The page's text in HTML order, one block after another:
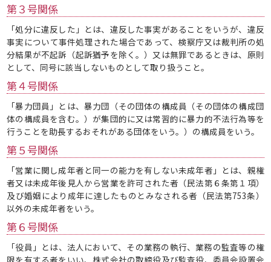
第３号関係
「処分に違反した」とは、違反した事実があることをいうが、違反
事実について事件処理された場合であって、検察庁又は裁判所の処
分結果が不起訴（起訴猶予を除く。）又は無罪であるときは、原則
として、同号に該当しないものとして取り扱うこと。
第４号関係
「暴力団員」とは、暴力団（その団体の構成員（その団体の構成団
体の構成員を含む。）が集団的に又は常習的に暴力的不法行為等を
行うことを助長するおそれがある団体をいう。）の構成員をいう。
第５号関係
「営業に関し成年者と同一の能力を有しない未成年者」とは、親権
者又は未成年後見人から営業を許可された者（民法第６条第１項）
及び婚姻により成年に達したものとみなされる者（民法第753条）
以外の未成年者をいう。
第６号関係
「役員」とは、法人において、その業務の執行、業務の監査等の権
限を有する者をいい、株式会社の取締役及び監査役、委員会設置会